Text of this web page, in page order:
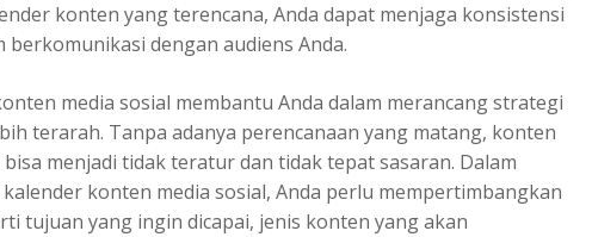
konten yang terencana, Anda dapat menjaga konsistensi
berkomunikasi dengan audiens Anda.
media sosial membantu Anda dalam merancang strategi
terarah. Tanpa adanya perencanaan yang matang, konten
menjadi tidak teratur dan tidak tepat sasaran. Dalam
konten media sosial, Anda perlu mempertimbangkan
tujuan yang ingin dicapai, jenis konten yang akan